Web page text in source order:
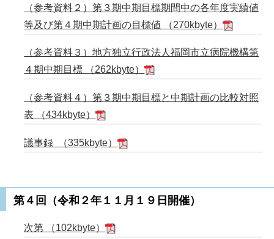
（参考資料２）第３期中期目標期間中の各年度実績値
等及び第４期中期計画の目標値 （270kbyte）
（参考資料３）地方独立行政法人福岡市立病院機構第
４期中期目標 （262kbyte）
（参考資料４）第３期中期目標と中期計画の比較対照
表 （434kbyte）
議事録 （335kbyte）
第４回（令和２年１１月１９日開催）
次第 （102kbyte）